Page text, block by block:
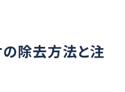
除去方法と注